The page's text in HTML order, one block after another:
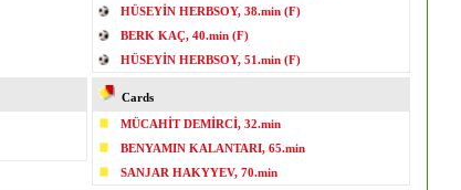
HÜSEYİN HERBSOY, 38.min (F)
BERK KAÇ, 40.min (F)
HÜSEYİN HERBSOY, 51.min (F)
Cards
MÜCAHİT DEMİRCİ, 32.min
BENYAMIN KALANTARI, 65.min
SANJAR HAKYYEV, 70.min